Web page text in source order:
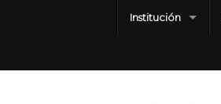
Institución